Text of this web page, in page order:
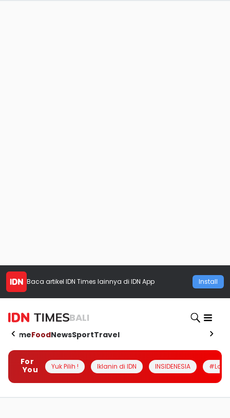
Baca artikel IDN Times lainnya di IDN App Install
BALI
HomeFoodNewsSportTravel
For
You
Yuk Pilih ! Iklanin di IDN INSIDENESIA